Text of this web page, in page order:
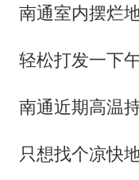
南通室内摆烂
轻松打发一下
南通近期高温
只想找个凉快